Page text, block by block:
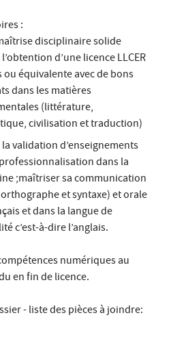
:
disciplinaire solide
d’une licence LLCER
ou équivalente avec de bons
dans les matières
(littérature,
civilisation et traduction)
validation d’enseignements
dans la
;maîtriser sa communication
et syntaxe) et orale
et dans la langue de
c’est-à-dire l’anglais.
numériques au
en fin de licence.
- liste des pièces à joindre: